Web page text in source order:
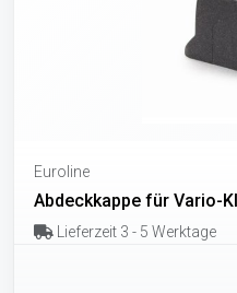
Euroline
Abdeckkappe für Vario-
Lieferzeit 3 - 5 Werktage